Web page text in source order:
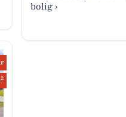
bolig ›
2